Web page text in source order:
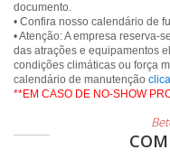
documento.
• Confira nosso calendário de
• Atenção: A empresa reserva-
das atrações e equipamentos
condições climáticas ou força
calendário de manutenção
**EM CASO DE NO-SHOW